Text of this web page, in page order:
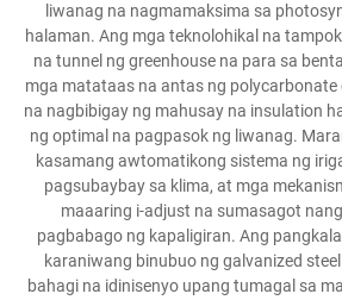
liwanag na nagmamaksima sa
halaman. Ang mga teknolohikal na
na tunnel ng greenhouse na para sa
mga matataas na antas ng polycarbonate
na nagbibigay ng mahusay na insulation
ng optimal na pagpasok ng liwanag.
kasamang awtomatikong sistema ng
pagsubaybay sa klima, at mga
maaaring i-adjust na sumasagot
pagbabago ng kapaligiran. Ang
karaniwang binubuo ng galvanized
bahagi na idinisenyo upang tumagal sa